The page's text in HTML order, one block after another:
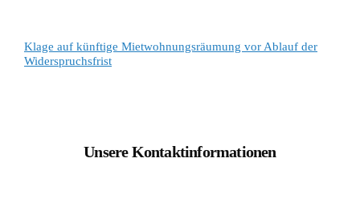
Klage auf künftige Mietwohnungsräumung vor Ablauf der
Widerspruchsfrist
Unsere Kontaktinformationen